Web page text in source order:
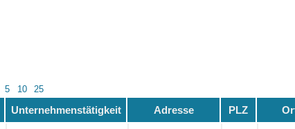
5 10 25
Unternehmenstätigkeit Adresse PLZ